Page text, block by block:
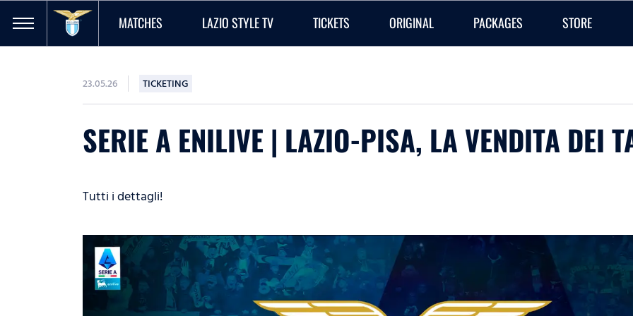
MATCHES LAZIO STYLE TV TICKETS ORIGINAL PACKAGES STORE
23.05.26 TICKETING
SERIE A ENILIVE | LAZIO-PISA, LA VENDITA DEI
Tutti i dettagli!